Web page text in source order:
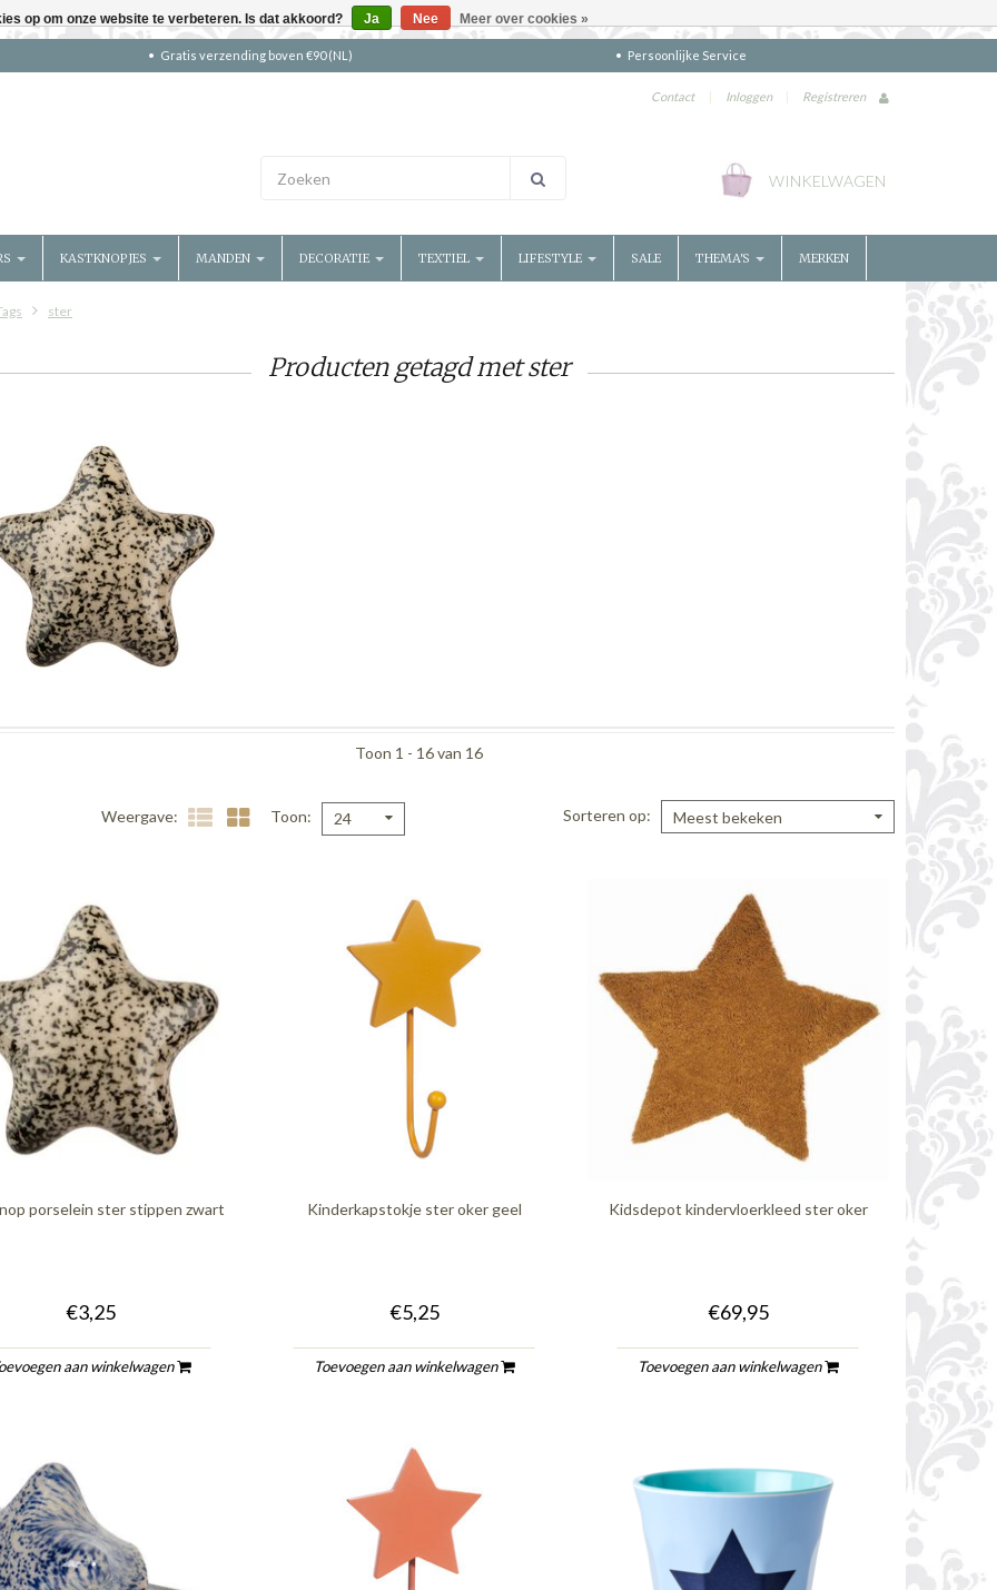
Gratis verzending boven €90 (NL) Persoonlijke Service
Contact | Inloggen | Registreren
WINKELWAGEN
KASTKNOPJES MANDEN DECORATIE TEXTIEL LIFESTYLE SALE THEMA'S MERKEN
ster
Producten getagd met ster
Toon 1 - 16 van 16
Weergave Toon 24 Sorteren op Meest bekeken
porselein ster stippen zwart
€3,25
aan winkelwagen
Kinderkapstokje ster oker geel
€5,25
Toevoegen aan winkelwagen
Kidsdepot kindervloerkleed ster oker
€69,95
Toevoegen aan winkelwagen
op om onze website te verbeteren. Is dat akkoord? Ja Nee Meer over cookies »